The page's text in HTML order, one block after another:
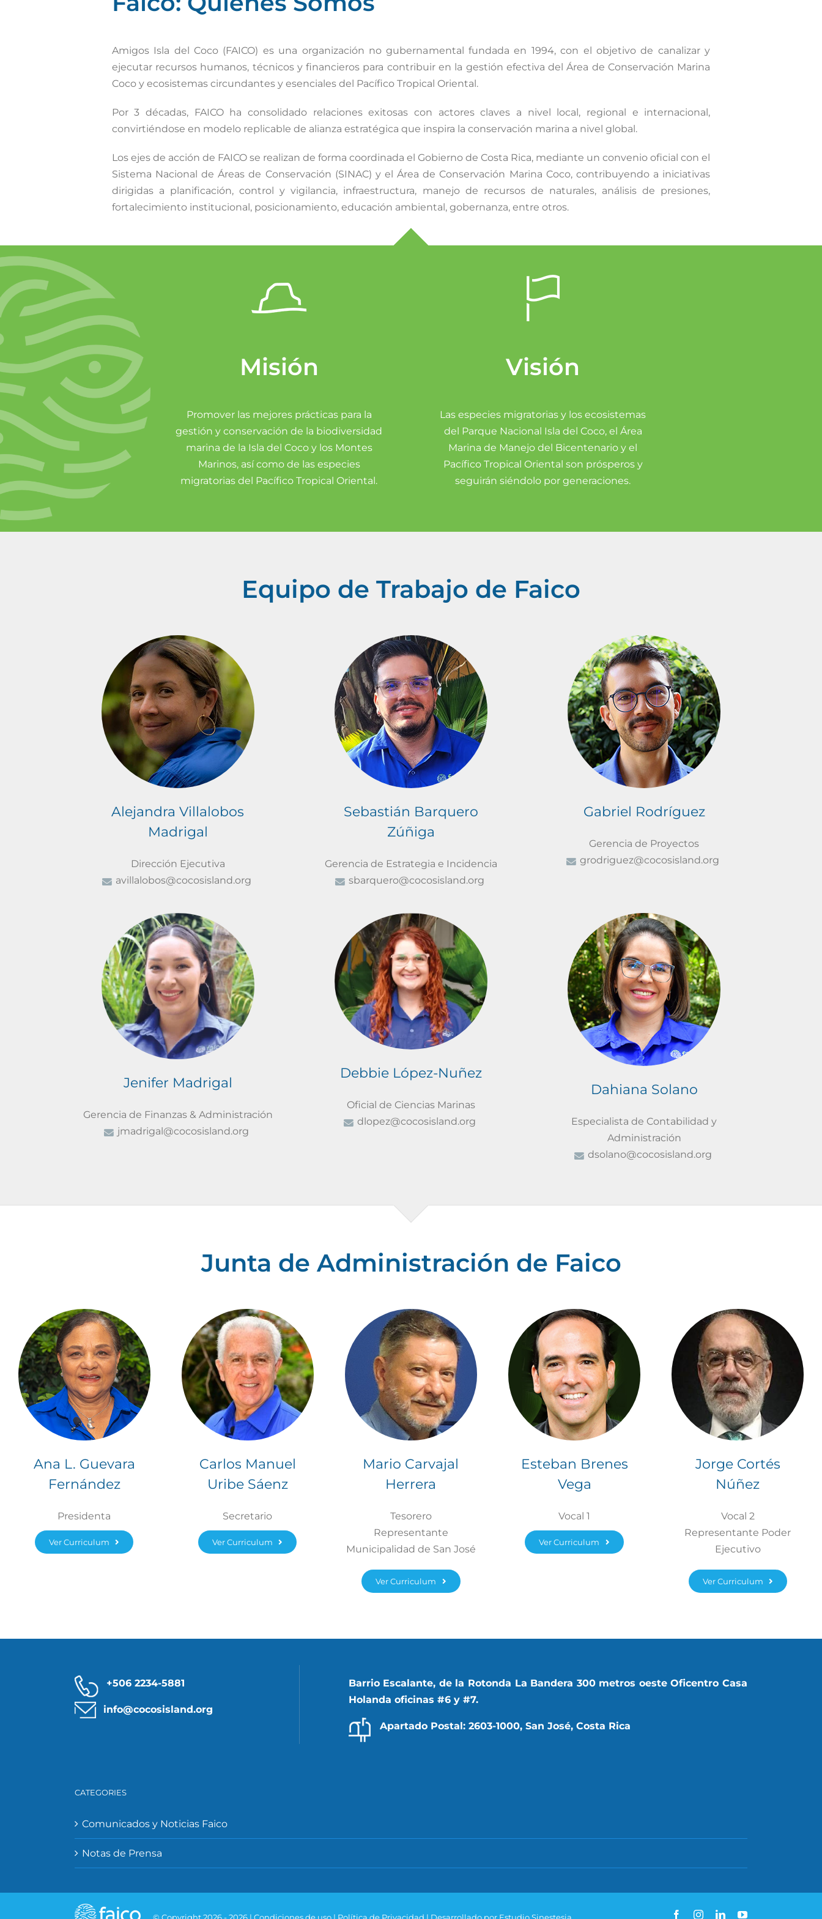
Amigos Isla del Coco (FAICO) es una organización no gubernamental fundada en 1994, con el objetivo de canalizar y
ejecutar recursos humanos, técnicos y financieros para contribuir en la gestión efectiva del Área de Conservación Marina
Coco y ecosistemas circundantes y esenciales del Pacífico Tropical Oriental.
Por 3 décadas, FAICO ha consolidado relaciones exitosas con actores claves a nivel local, regional e internacional,
convirtiéndose en modelo replicable de alianza estratégica que inspira la conservación marina a nivel global.
Los ejes de acción de FAICO se realizan de forma coordinada el Gobierno de Costa Rica, mediante un convenio oficial con el
Sistema Nacional de Áreas de Conservación (SINAC) y el Área de Conservación Marina Coco, contribuyendo a iniciativas
dirigidas a planificación, control y vigilancia, infraestructura, manejo de recursos de naturales, análisis de presiones,
fortalecimiento institucional, posicionamiento, educación ambiental, gobernanza, entre otros.
Misión
Promover las mejores prácticas para la
gestión y conservación de la biodiversidad
marina de la Isla del Coco y los Montes
Marinos, así como de las especies
migratorias del Pacífico Tropical Oriental.
Visión
Las especies migratorias y los ecosistemas
del Parque Nacional Isla del Coco, el Área
Marina de Manejo del Bicentenario y el
Pacífico Tropical Oriental son prósperos y
seguirán siéndolo por generaciones.
Equipo de Trabajo de Faico
Alejandra Villalobos
Madrigal
Dirección Ejecutiva
avillalobos@cocosisland.org
Sebastián Barquero
Zúñiga
Gerencia de Estrategia e Incidencia
sbarquero@cocosisland.org
Gabriel Rodríguez
Gerencia de Proyectos
grodriguez@cocosisland.org
Jenifer Madrigal
Gerencia de Finanzas & Administración
jmadrigal@cocosisland.org
Debbie López-Nuñez
Oficial de Ciencias Marinas
dlopez@cocosisland.org
Dahiana Solano
Especialista de Contabilidad y
Administración
dsolano@cocosisland.org
Junta de Administración de Faico
Ana L. Guevara
Fernández
Presidenta
Ver Curriculum
Carlos Manuel
Uribe Sáenz
Secretario
Ver Curriculum
Mario Carvajal
Herrera
Tesorero
Representante
Municipalidad de San José
Ver Curriculum
Esteban Brenes
Vega
Vocal 1
Ver Curriculum
Jorge Cortés
Núñez
Vocal 2
Representante Poder
Ejecutivo
Ver Curriculum
+506 2234-5881
info@cocosisland.org
Barrio Escalante, de la Rotonda La Bandera 300 metros oeste Oficentro Casa
Holanda oficinas #6 y #7.
Apartado Postal: 2603-1000, San José, Costa Rica
CATEGORIES
Comunicados y Noticias Faico
Notas de Prensa
FacebookInstagramLinkedInYouTube